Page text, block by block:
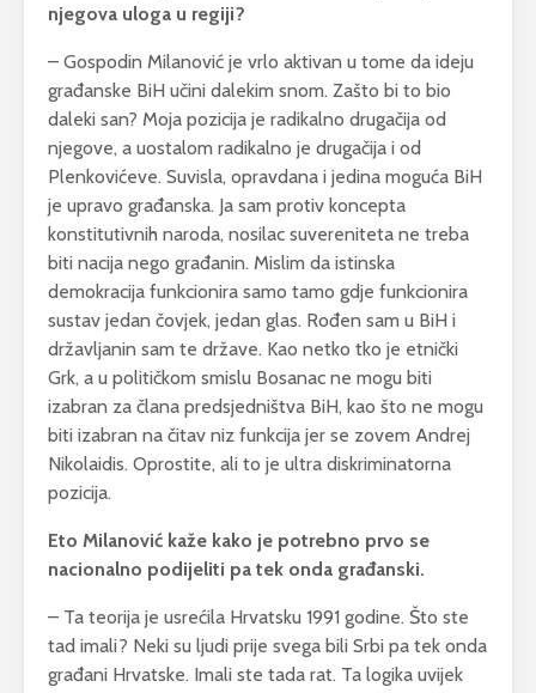
njegova uloga u regiji?
– Gospodin Milanović je vrlo aktivan u tome da ideju
građanske BiH učini dalekim snom. Zašto bi to bio
daleki san? Moja pozicija je radikalno drugačija od
njegove, a uostalom radikalno je drugačija i od
Plenkovićeve. Suvisla, opravdana i jedina moguća BiH
je upravo građanska. Ja sam protiv koncepta
konstitutivnih naroda, nosilac suvereniteta ne treba
biti nacija nego građanin. Mislim da istinska
demokracija funkcionira samo tamo gdje funkcionira
sustav jedan čovjek, jedan glas. Rođen sam u BiH i
državljanin sam te države. Kao netko tko je etnički
Grk, a u političkom smislu Bosanac ne mogu biti
izabran za člana predsjedništva BiH, kao što ne mogu
biti izabran na čitav niz funkcija jer se zovem Andrej
Nikolaidis. Oprostite, ali to je ultra diskriminatorna
pozicija.
Eto Milanović kaže kako je potrebno prvo se
nacionalno podijeliti pa tek onda građanski.
– Ta teorija je usrećila Hrvatsku 1991 godine. Što ste
tad imali? Neki su ljudi prije svega bili Srbi pa tek onda
građani Hrvatske. Imali ste tada rat. Ta logika uvijek